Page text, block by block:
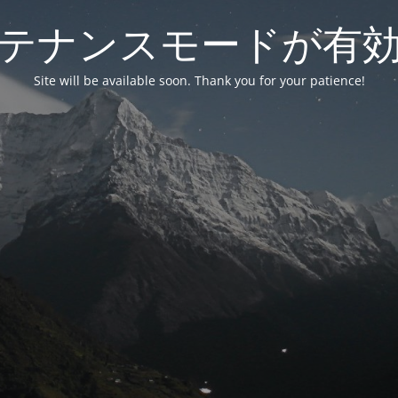
ナンスモードが有
Site will be available soon. Thank you for your patience!